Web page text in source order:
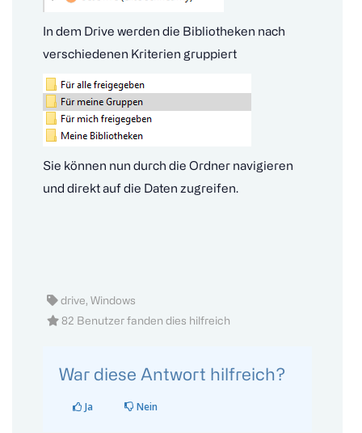
In dem Drive werden die Bibliotheken nach
verschiedenen Kriterien gruppiert
Sie können nun durch die Ordner navigieren
und direkt auf die Daten zugreifen.
drive, Windows
82 Benutzer fanden dies hilfreich
War diese Antwort hilfreich?
Ja Nein